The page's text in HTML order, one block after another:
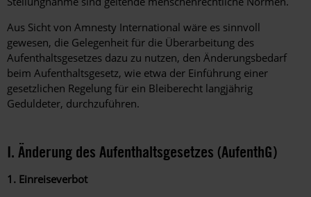
Aus Sicht von Amnesty International wäre es sinnvoll
gewesen, die Gelegenheit für die Überarbeitung des
Aufenthaltsgesetzes dazu zu nutzen, den Änderungsbedarf
beim Aufenthaltsgesetz, wie etwa der Einführung einer
gesetzlichen Regelung für ein Bleiberecht langjährig
Geduldeter, durchzuführen.
I. Änderung des Aufenthaltsgesetzes (AufenthG)
1. Einreiseverbot